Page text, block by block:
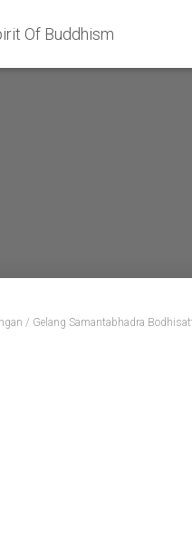
Of Buddhism
/ Gelang Samantabhadra